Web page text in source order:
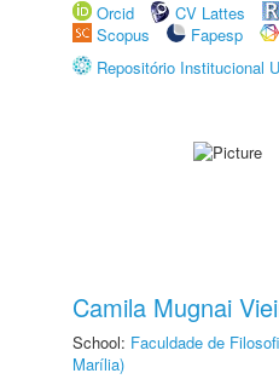
Orcid
CV Lattes
Scopus
Fapesp
Repositório Institucional
Camila Mugnai
School: Faculdade de
Marília)